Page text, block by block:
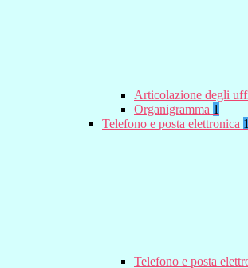
Articolazione degli
Organigramma 1
Telefono e posta elettronica 1
Telefono e posta